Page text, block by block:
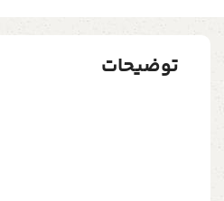
توضیحات